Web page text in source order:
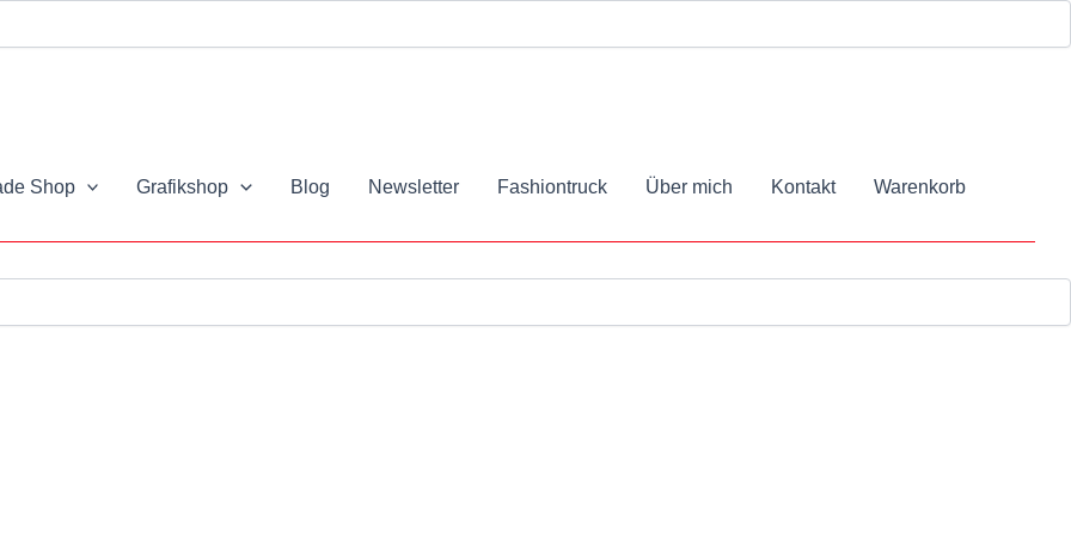
Shop Grafikshop Blog Newsletter Fashiontruck Über mich Kontakt Warenkorb